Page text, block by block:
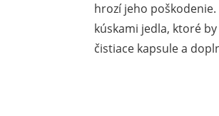
hrozí jeho
kúskami jedla, ktoré
čistiace kapsule a